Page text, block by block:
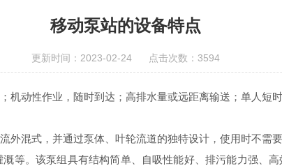
移动泵站的设备特点
更新时间：2023-02-24 点击次数：3594
机动性作业，随时到达；高排水量或远距离输送；单人短
混式，并通过泵体、叶轮流道的独特设计，使用时不需
等。该泵组具有结构简单、自吸性能好、排污能力强、